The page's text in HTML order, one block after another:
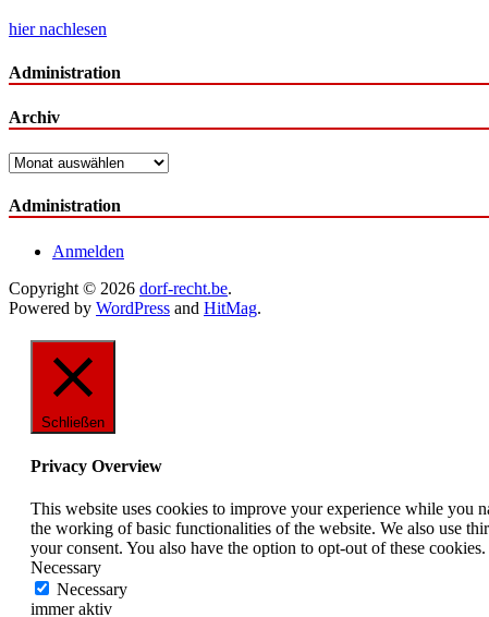
hier nachlesen
Administration
Archiv
Archiv
Administration
Anmelden
Copyright © 2026 dorf-recht.be.
Powered by WordPress and HitMag.
Schließen
Privacy Overview
This website uses cookies to improve your experience while you
the working of basic functionalities of the website. We also use
your consent. You also have the option to opt-out of these
Necessary
Necessary
immer aktiv